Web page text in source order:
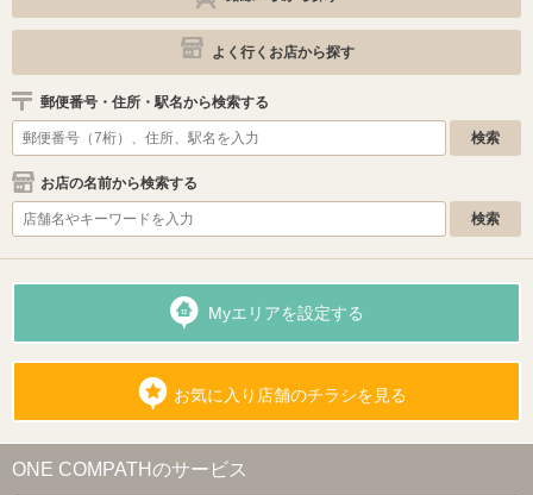
よく行くお店から探す
郵便番号・住所・駅名から検索する
お店の名前から検索する
Myエリアを設定する
お気に入り店舗のチラシを見る
ONE COMPATHのサービス